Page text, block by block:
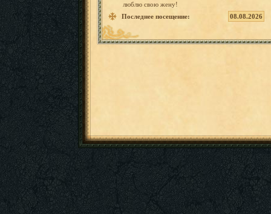
люблю свою жену!
Последнее посещение:
08.08.2026